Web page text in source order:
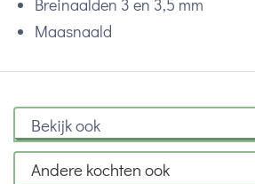
Breinaalden 3 en 3,5 mm
Maasnaald
Bekijk ook
Andere kochten ook